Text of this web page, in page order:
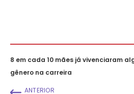
8 em cada 10 mães já vivenciaram
gênero na carreira
ANTERIOR